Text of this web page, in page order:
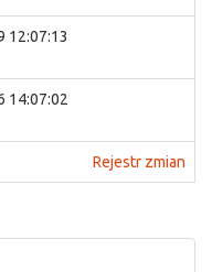
12:07:13
14:07:02
Rejestr zmian